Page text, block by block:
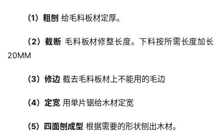
（1）粗刨 给毛料板材定厚。
（2）截断 毛料板材修整长度。下料按所需长度加长
20MM
（3）修边 截去毛料板材上不能用的毛边
（4）定宽 用单片锯给木材定宽
（5）四面刨成型 根据需要的形状刨出木材。